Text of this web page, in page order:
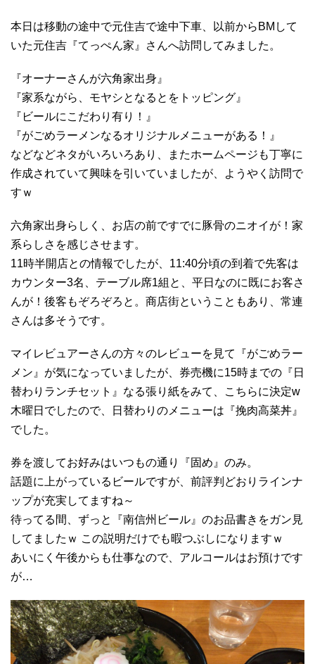
本日は移動の途中で元住吉で途中下車、以前からBMして
いた元住吉『てっぺん家』さんへ訪問してみました。
『オーナーさんが六角家出身』
『家系ながら、モヤシとなるとをトッピング』
『ビールにこだわり有り！』
『がごめラーメンなるオリジナルメニューがある！』
などなどネタがいろいろあり、またホームページも丁寧に
作成されていて興味を引いていましたが、ようやく訪問で
すｗ
六角家出身らしく、お店の前ですでに豚骨のニオイが！家
系らしさを感じさせます。
11時半開店との情報でしたが、11:40分頃の到着で先客は
カウンター3名、テーブル席1組と、平日なのに既にお客さ
んが！後客もぞろぞろと。商店街ということもあり、常連
さんは多そうです。
マイレビュアーさんの方々のレビューを見て『がごめラー
メン』が気になっていましたが、券売機に15時までの『日
替わりランチセット』なる張り紙をみて、こちらに決定w
木曜日でしたので、日替わりのメニューは『挽肉高菜丼』
でした。
券を渡してお好みはいつもの通り『固め』のみ。
話題に上がっているビールですが、前評判どおりラインナ
ップが充実してますね～
待ってる間、ずっと『南信州ビール』のお品書きをガン見
してましたｗ この説明だけでも暇つぶしになりますｗ
あいにく午後からも仕事なので、アルコールはお預けです
が…